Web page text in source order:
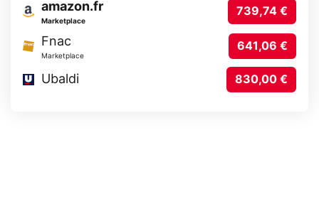
amazon.fr
Marketplace
739,74 €
Fnac
Marketplace
641,06 €
Ubaldi 830,00 €